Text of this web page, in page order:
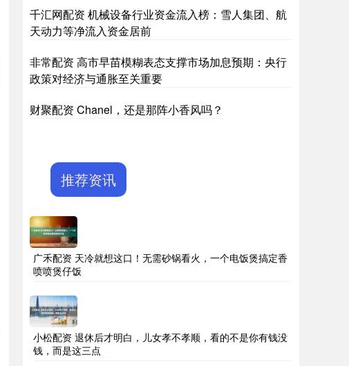
千汇网配资 机械设备行业资金流入榜：雪人集团、航
天动力等净流入资金居前
非常配资 高市早苗模糊表态支撑市场加息预期：央行
政策对经济与通胀至关重要
财聚配资 Chanel，还是那阵小香风吗？
推荐资讯
广禾配资 天冷就想这口！无需砂锅看火，一个电饭煲搞定香
喷喷煲仔饭
小松配资 退休后才明白，儿女孝不孝顺，看的不是你有钱没
钱，而是这三点